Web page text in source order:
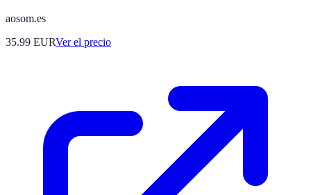
aosom.es
35.99 EURVer el precio